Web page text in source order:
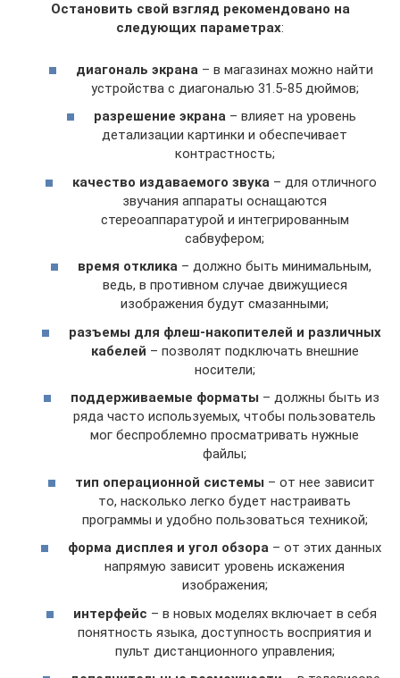
Остановить свой взгляд рекомендовано на
следующих параметрах:
диагональ экрана – в магазинах можно найти
устройства с диагональю 31.5-85 дюймов;
разрешение экрана– влияет на уровень
детализации картинки и обеспечивает
контрастность;
качество издаваемого звука – для отличного
звучания аппараты оснащаются
стереоаппаратурой и интегрированным
сабвуфером;
время отклика – должно быть минимальным,
ведь, в противном случае движущиеся
изображения будут смазанными;
разъемы для флеш-накопителей и различных
кабелей – позволят подключать внешние
носители;
поддерживаемые форматы – должны быть из
ряда часто используемых, чтобы пользователь
мог беспроблемно просматривать нужные
файлы;
тип операционной системы – от нее зависит
то, насколько легко будет настраивать
программы и удобно пользоваться техникой;
форма дисплея и угол обзора – от этих данных
напрямую зависит уровень искажения
изображения;
интерфейс – в новых моделях включает в себя
понятность языка, доступность восприятия и
пульт дистанционного управления;